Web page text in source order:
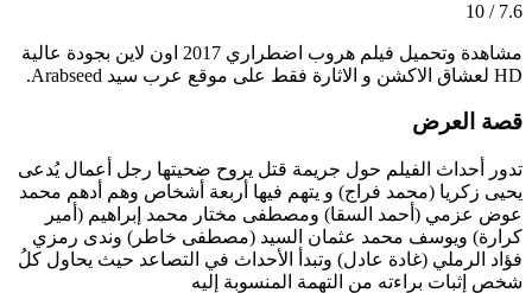
7.6 / 10
مشاهدة وتحميل فيلم هروب اضطراري 2017 اون لاين بجودة عالية
HD لعشاق الاكشن و الاثارة فقط على موقع عرب سيد Arabseed.
قصة العرض
تدور أحداث الفيلم حول جريمة قتل يروح ضحيتها رجل أعمال يُدعى
يحيى زكريا (محمد فراج) و يتهم فيها أربعة أشخاص وهم أدهم محمد
عوض عزمي (أحمد السقا) ومصطفى مختار محمد إبراهيم (أمير
كرارة) ويوسف محمد عثمان السيد (مصطفى خاطر) وندى رمزي
فؤاد الرملي (غادة عادل) وتبدأ الأحداث في التصاعد حيث يحاول كلُ
شخص إثبات براءته من التهمة المنسوبة إليه